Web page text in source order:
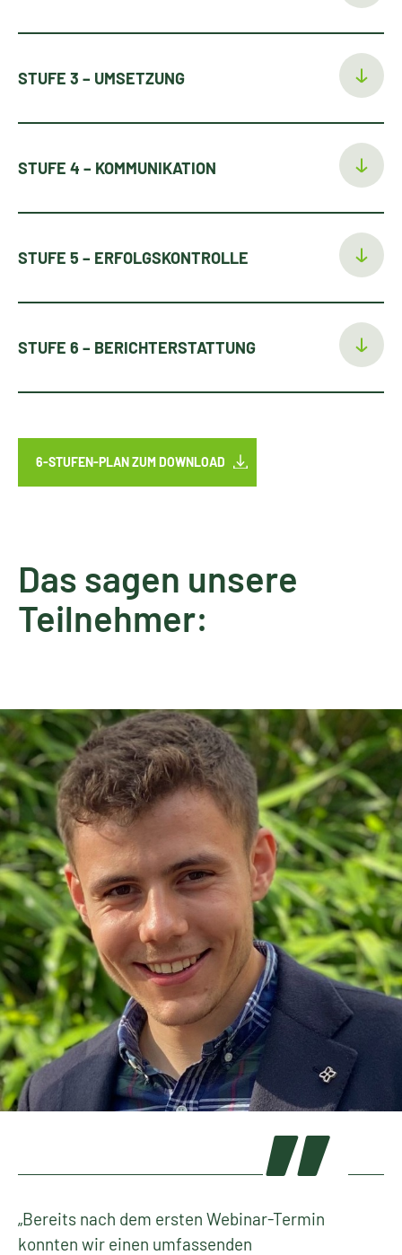
STUFE 3 – UMSETZUNG
STUFE 4 – KOMMUNIKATION
STUFE 5 – ERFOLGSKONTROLLE
STUFE 6 – BERICHTERSTATTUNG
6-STUFEN-PLAN ZUM DOWNLOAD
Das sagen unsere
Teilnehmer:
„Bereits nach dem ersten Webinar-Termin
konnten wir einen umfassenden